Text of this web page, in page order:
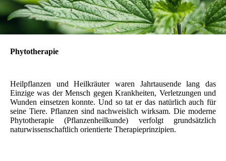
Phytotherapie
Heilpflanzen und Heilkräuter waren Jahrtausende lang das
Einzige was der Mensch gegen Krankheiten, Verletzungen und
Wunden einsetzen konnte. Und so tat er das natürlich auch für
seine Tiere. Pflanzen sind nachweislich wirksam. Die moderne
Phytotherapie (Pflanzenheilkunde) verfolgt grundsätzlich
naturwissenschaftlich orientierte Therapieprinzipien.